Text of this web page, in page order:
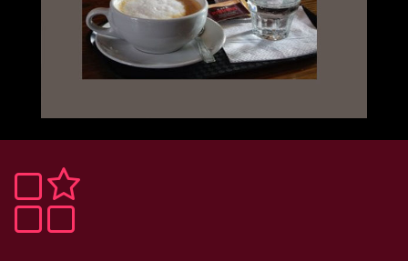
Estacionamiento Propio